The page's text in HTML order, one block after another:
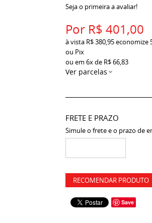
Seja o primeira a avaliar!
Por R$ 401,00
à vista R$ 380,95economize
ou Pix
ou em 6xde R$ 66,83
Ver parcelas
FRETE E PRAZO
Simule o frete e o prazo de
RECOMENDAR PRODUTO
Save